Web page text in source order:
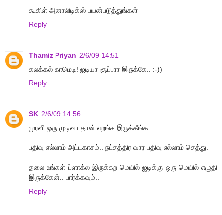
கூகிள் அனாலிடிக்ஸ் பயன்படுத்துங்கள்
Reply
Thamiz Priyan 2/6/09 14:51
கலக்கல் காமெடி! ஐடியா சூப்பரா இருக்கே.. ;-))
Reply
SK 2/6/09 14:56
முரளி ஒரு முடிவா தான் எறங்க இருக்கீங்க..
பதிவு எல்லாம் அட்டகாசம்.. நட்சத்திர வார பதிவு எல்லாம் செத்து.
தலை உங்கள் ப்ளாக்ல இருக்கற மெயில் ஐடிக்கு ஒரு மெயில் எழுதி
இருக்கேன்.. பார்க்கவும்..
Reply